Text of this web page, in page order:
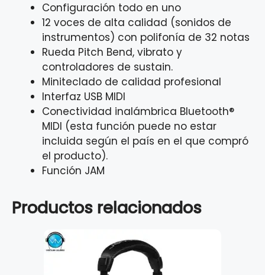
Configuración todo en uno
12 voces de alta calidad (sonidos de
instrumentos) con polifonía de 32 notas
Rueda Pitch Bend, vibrato y
controladores de sustain.
Miniteclado de calidad profesional
Interfaz USB MIDI
Conectividad inalámbrica Bluetooth®
MIDI (esta función puede no estar
incluida según el país en el que compró
el producto).
Función JAM
Productos relacionados